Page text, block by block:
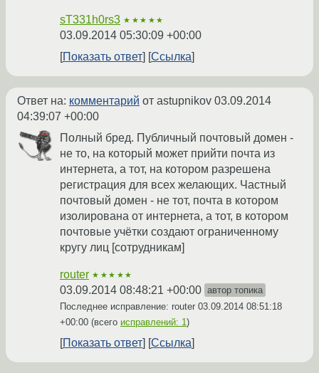
sT331h0rs3 ★★★★★
03.09.2014 05:30:09 +00:00
Показать ответ
Ссылка
Ответ на: комментарий от astupnikov 03.09.2014
04:39:07 +00:00
Полный бред. Публичный почтовый домен -
не то, на который может прийти почта из
интернета, а тот, на котором разрешена
регистрация для всех желающих. Частный
почтовый домен - не тот, почта в котором
изолирована от интернета, а тот, в котором
почтовые учётки создают ограниченному
кругу лиц [сотрудникам]
router ★★★★★
03.09.2014 08:48:21 +00:00 автор топика
Последнее исправление: router 03.09.2014 08:51:18
+00:00 (всего исправлений: 1)
Показать ответ Ссылка